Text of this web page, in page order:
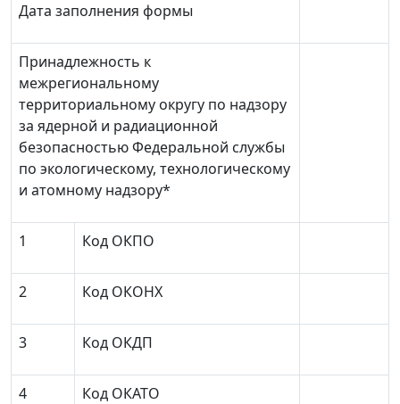
Дата заполнения формы
Принадлежность к
межрегиональному
территориальному округу по надзору
за ядерной и радиационной
безопасностью Федеральной службы
по экологическому, технологическому
и атомному надзору*
1 Код ОКПО
2 Код ОКОНХ
3 Код ОКДП
4 Код ОКАТО